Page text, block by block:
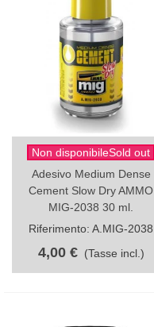
Non disponibileSold out
Adesivo Medium Dense
Cement Slow Dry AMMO
MIG-2038 30 ml.
Riferimento: A.MIG-2038
4,00 € (Tasse incl.)